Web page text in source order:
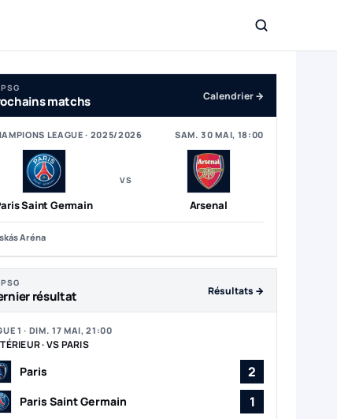
matchs Calendrier →
LEAGUE · 2025/2026 SAM. 30 MAI, 18:00
Saint Germain Arsenal
VS
Aréna
résultat Résultats →
1 · DIM. 17 MAI, 21:00
· VS PARIS
Paris 2
Paris Saint Germain 1
5 du classement Ligue 1